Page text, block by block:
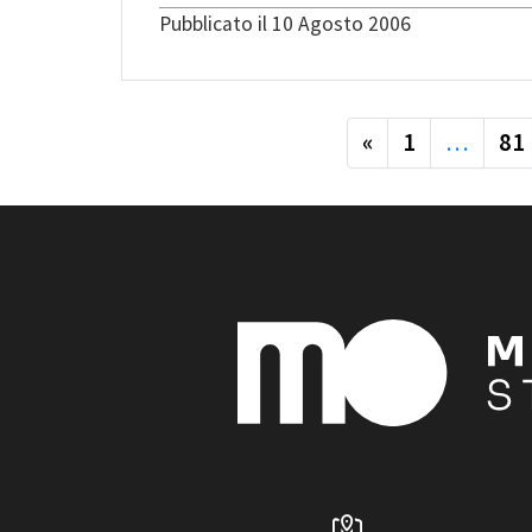
Pubblicato il 10 Agosto 2006
precedente
« 1 … 81